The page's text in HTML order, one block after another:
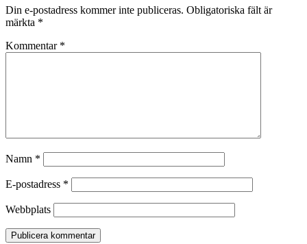
Din e-postadress kommer inte publiceras. Obligatoriska fält är
märkta *
Kommentar *
Namn *
E-postadress *
Webbplats